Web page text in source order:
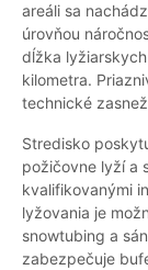
areáli sa
úrovňou
dĺžka
kilometra.
technické
Stredisko
požičovne lyží a
kvalifikovanými
lyžovania je
snowtubing a
zabezpečuje